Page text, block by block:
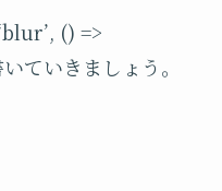
() =>
ていきましょう。